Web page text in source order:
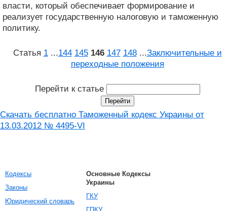
власти, который обеспечивает формирование и
реализует государственную налоговую и таможенную
политику.
Статья 1 ...144 145 146 147 148 ...Заключительные и
переходные положения
Перейти к статье
Скачать бесплатно Таможенный кодекс Украины от
13.03.2012 № 4495-VI
Кодексы
Законы
Юридический словарь
Основные Кодексы
Украины
ГКУ